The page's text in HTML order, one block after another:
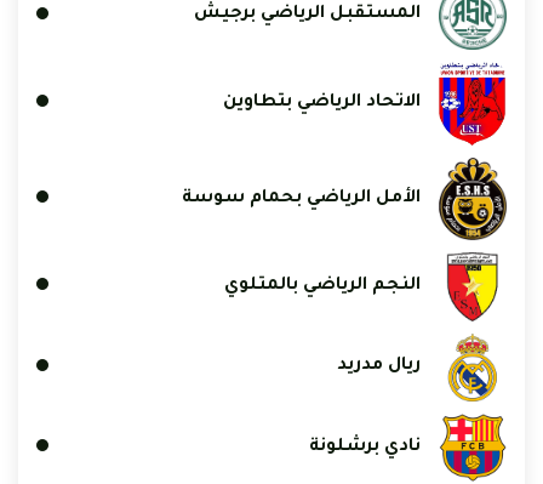
المستقبل الرياضي برجيش
الاتحاد الرياضي بتطاوين
الأمل الرياضي بحمام سوسة
النجم الرياضي بالمتلوي
ريال مدريد
نادي برشلونة